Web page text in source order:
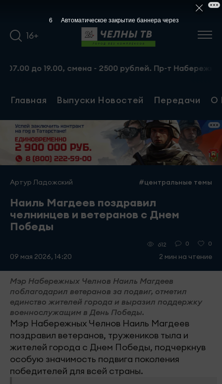
16+
19.00, смена - 2500 рублей. Пр-т
Главная Выпуски Новостей Передачи О
Артур Ладожский #центральные темы
Наиль Магдеев поздравил
челнинцев и ветеранов с Днем
Победы
09 мая 2026, 14:20
612 0 0
2 мин на чтение
Мэр Набережных Челнов Наиль Магдеев
поблагодарил ветеранов за подвиг, отметил
единство жителей города и выразил поддержку
военнослужащим в День Победы.
Мэр Набережных Челнов Наиль Магдеев
поздравил ветеранов, тружеников тыла и
жителей города с Днем Победы, подчеркнув
особую значимость подвига поколения
победителей для всей страны.
5 Автоматическое закрытие баннера через